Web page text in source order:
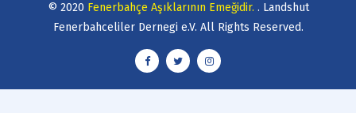
© 2020 Fenerbahçe Aşıklarının Emeğidir. . Landshut
Fenerbahceliler Dernegi e.V. All Rights Reserved.